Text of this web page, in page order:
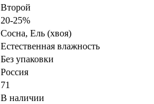
Второй
20-25%
Сосна, Ель (хвоя)
Естественная влажность
Без упаковки
Россия
71
В наличии